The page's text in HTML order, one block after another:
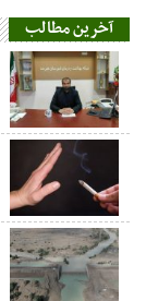
آخرین مطالب